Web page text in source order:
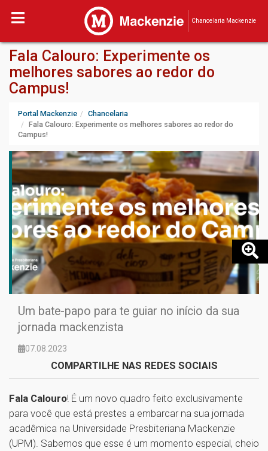
Chancelaria Mackenzie
Fala Calouro: Experimente os
melhores sabores ao redor do
Campus!
Portal Mackenzie
Chancelaria
Fala Calouro: Experimente os melhores sabores ao redor do
Campus!
Um bate-papo para te guiar no início da sua
jornada mackenzista
07.08.2023
COMPARTILHE NAS REDES SOCIAIS
Fala Calouro! É um novo quadro feito exclusivamente
para você que está prestes a embarcar na sua jornada
acadêmica na Universidade Presbiteriana Mackenzie
(UPM). Sabemos que esse é um momento especial, cheio